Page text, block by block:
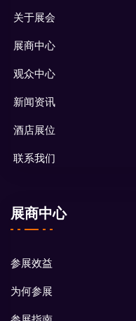
关于展会
展商中心
观众中心
新闻资讯
酒店展位
联系我们
展商中心
参展效益
为何参展